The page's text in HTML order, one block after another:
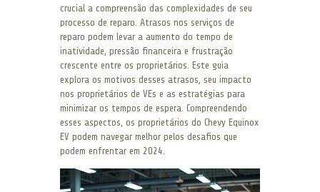
crucial a compreensão das complexidades de seu
processo de reparo. Atrasos nos serviços de
reparo podem levar a aumento do tempo de
inatividade, pressão financeira e frustração
crescente entre os proprietários. Este guia
explora os motivos desses atrasos, seu impacto
nos proprietários de VEs e as estratégias para
minimizar os tempos de espera. Compreendendo
esses aspectos, os proprietários do Chevy Equinox
EV podem navegar melhor pelos desafios que
podem enfrentar em 2024.